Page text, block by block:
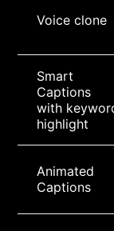
Voice clone
Smart
Captions
with
highlight
Animated
Captions